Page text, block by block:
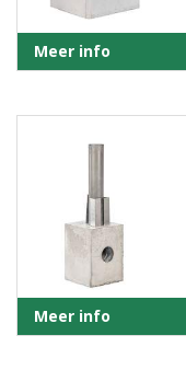
Meer info
Meer info